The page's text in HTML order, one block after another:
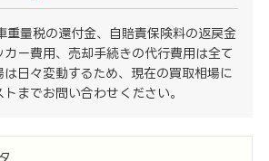
重量税の還付金、自賠責保険料の返戻金
カー費用、売却手続きの代行費用は全て
は日々変動するため、現在の買取相場に
までお問い合わせください。